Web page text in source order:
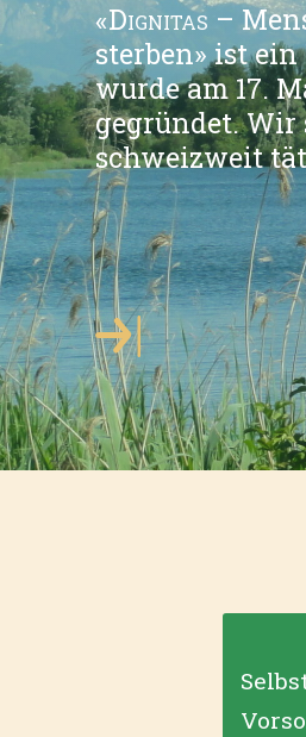
«Dignitas–
sterben» ist
wurde am 17.
gegründet.
schweizweit